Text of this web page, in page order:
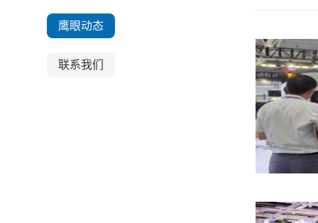
鹰眼动态
联系我们